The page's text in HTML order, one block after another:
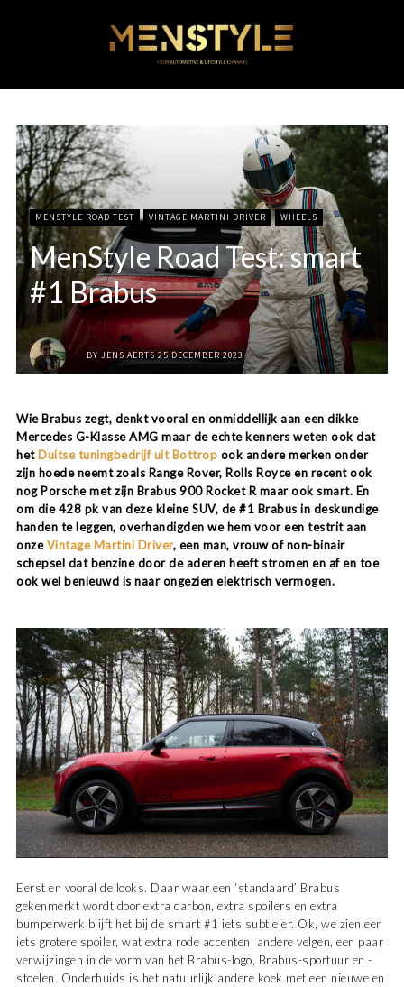
MENSTYLE ROAD TEST VINTAGE MARTINI DRIVER WHEELS
MenStyle Road Test: smart
#1 Brabus
BY JENS AERTS 25 DECEMBER 2023
Wie Brabus zegt, denkt vooral en onmiddellijk aan een dikke
Mercedes G-Klasse AMG maar de echte kenners weten ook dat
het Duitse tuningbedrijf uit Bottrop ook andere merken onder
zijn hoede neemt zoals Range Rover, Rolls Royce en recent ook
nog Porsche met zijn Brabus 900 Rocket R maar ook smart. En
om die 428 pk van deze kleine SUV, de #1 Brabus in deskundige
handen te leggen, overhandigden we hem voor een testrit aan
onzeVintage Martini Driver, een man, vrouw of non-binair
schepsel dat benzine door de aderen heeft stromen en af en toe
ook wel benieuwd is naar ongezien elektrisch vermogen.
Eerst en vooral de looks. Daar waar een ‘standaard’ Brabus
gekenmerkt wordt door extra carbon, extra spoilers en extra
bumperwerk blijft het bij de smart #1 iets subtieler. Ok, we zien een
iets grotere spoiler, wat extra rode accenten, andere velgen, een paar
verwijzingen in de vorm van het Brabus-logo, Brabus-sportuur en -
stoelen. Onderhuids is het natuurlijk andere koek met een nieuwe en